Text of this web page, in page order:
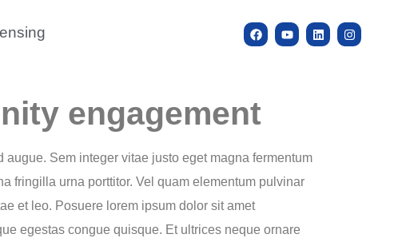
engagement
Sem integer vitae justo eget magna fermentum
fringilla urna porttitor. Vel quam elementum pulvinar
et leo. Posuere lorem ipsum dolor sit amet
egestas congue quisque. Et ultrices neque ornare